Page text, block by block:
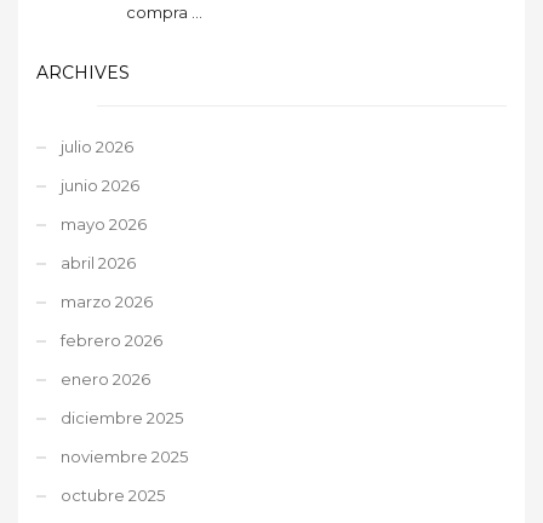
compra ...
ARCHIVES
julio 2026
junio 2026
mayo 2026
abril 2026
marzo 2026
febrero 2026
enero 2026
diciembre 2025
noviembre 2025
octubre 2025